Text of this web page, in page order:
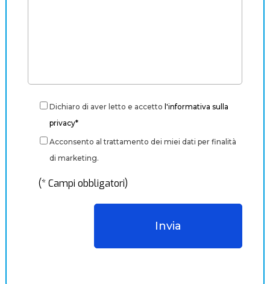
Dichiaro di aver letto e accetto l'informativa sulla
privacy*
Acconsento al trattamento dei miei dati per finalità
di marketing.
(* Campi obbligatori)